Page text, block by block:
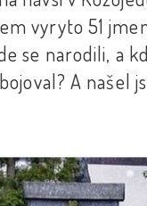
vyryto 51
se narodili, a
A našel